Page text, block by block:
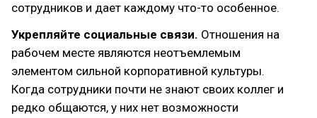
сотрудников и дает каждому что-то особенное.
Укрепляйте социальные связи. Отношения на
рабочем месте являются неотъемлемым
элементом сильной корпоративной культуры.
Когда сотрудники почти не знают своих коллег и
редко общаются, у них нет возможности